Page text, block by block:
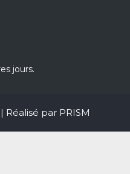
jours.
Réalisé par PRISM